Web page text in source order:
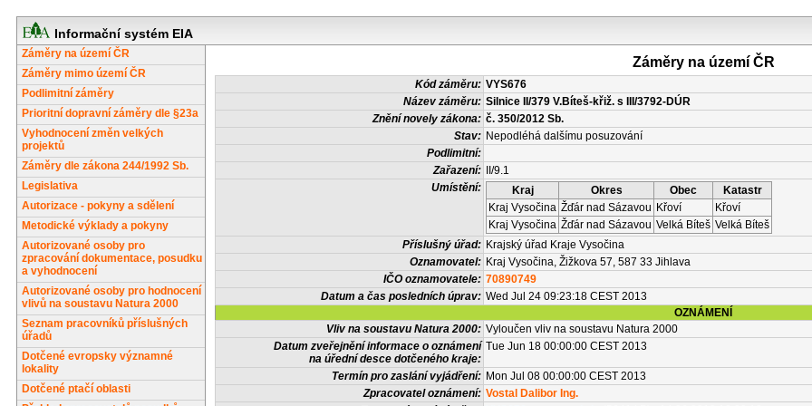
Informační systém EIA
Záměry na území ČR
Záměry mimo území ČR
Podlimitní záměry
Prioritní dopravní záměry dle §23a
Vyhodnocení změn velkých
projektů
Záměry dle zákona 244/1992 Sb.
Legislativa
Autorizace - pokyny a sdělení
Metodické výklady a pokyny
Autorizované osoby pro
zpracování dokumentace, posudku
a vyhodnocení
Autorizované osoby pro hodnocení
vlivů na soustavu Natura 2000
Seznam pracovníků příslušných
úřadů
Dotčené evropsky významné
lokality
Dotčené ptačí oblasti
Záměry na území ČR
Kód záměru: VYS676
Název záměru: Silnice II/379 V.Bíteš-křiž. s III/3792-DÚR
Znění novely zákona: č. 350/2012 Sb.
Stav: Nepodléhá dalšímu posuzování
Podlimitní:
Zařazení:
II/9.1
Umístění:
Kraj Okres Obec
Katastr
Kraj Vysočina Žďár nad Sázavou Křoví
Křoví
Kraj Vysočina Žďár nad Sázavou Velká Bíteš Velká Bíteš
Příslušný úřad: Krajský úřad Kraje Vysočina
Oznamovatel: Kraj Vysočina, Žižkova 57, 587 33 Jihlava
IČO oznamovatele: 70890749
Datum a čas posledních úprav: Wed Jul 24 09:23:18 CEST 2013
OZNÁMENÍ
Vliv na soustavu Natura 2000: Vyloučen vliv na soustavu Natura 2000
Datum zveřejnění informace o oznámení
na úřední desce dotčeného kraje:
Tue Jun 18 00:00:00 CEST 2013
Termín pro zaslání vyjádření: Mon Jul 08 00:00:00 CEST 2013
Zpracovatel oznámení: Vostal Dalibor Ing.